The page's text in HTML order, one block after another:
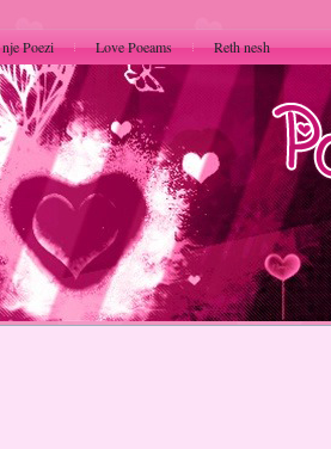
Poezi Love Poeams Reth nesh